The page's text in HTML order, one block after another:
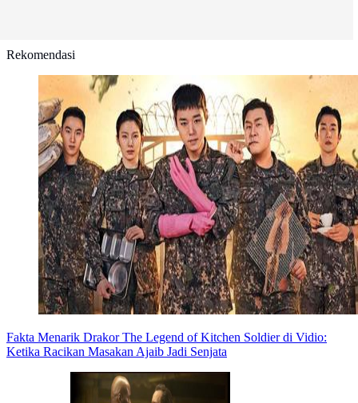
Rekomendasi
Fakta Menarik Drakor The Legend of Kitchen Soldier di Vidio:
Ketika Racikan Masakan Ajaib Jadi Senjata